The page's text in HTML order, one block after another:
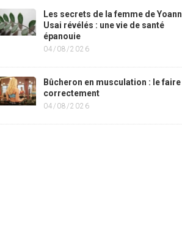
Les secrets de la femme de Yoann
Usai révélés : une vie de santé
épanouie
04/08/2026
Bûcheron en musculation : le faire
correctement
04/08/2026